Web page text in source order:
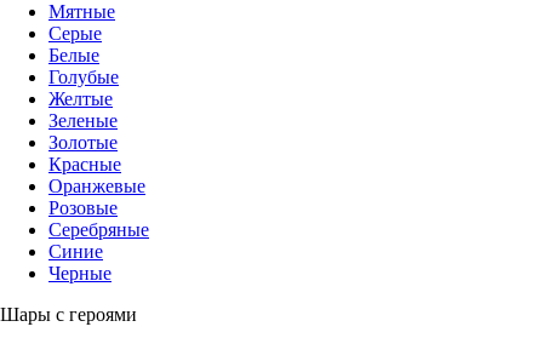
Мятные
Серые
Белые
Голубые
Желтые
Зеленые
Золотые
Красные
Оранжевые
Розовые
Серебряные
Синие
Черные
Шары с героями